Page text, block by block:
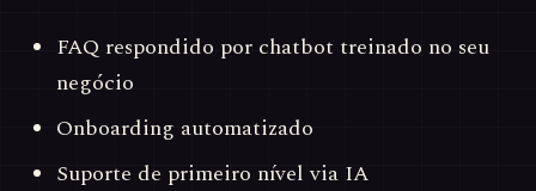
FAQ respondido por chatbot treinado no seu
negócio
Onboarding automatizado
Suporte de primeiro nível via IA